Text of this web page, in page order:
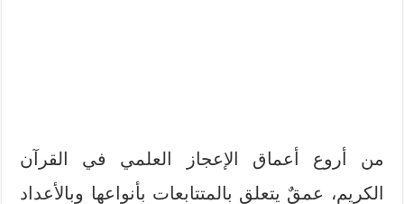
من أروع أعماق الإعجاز العلمي في القرآن
الكريم، عمقٌ يتعلق بالمتتابعات بأنواعها وبالأعداد